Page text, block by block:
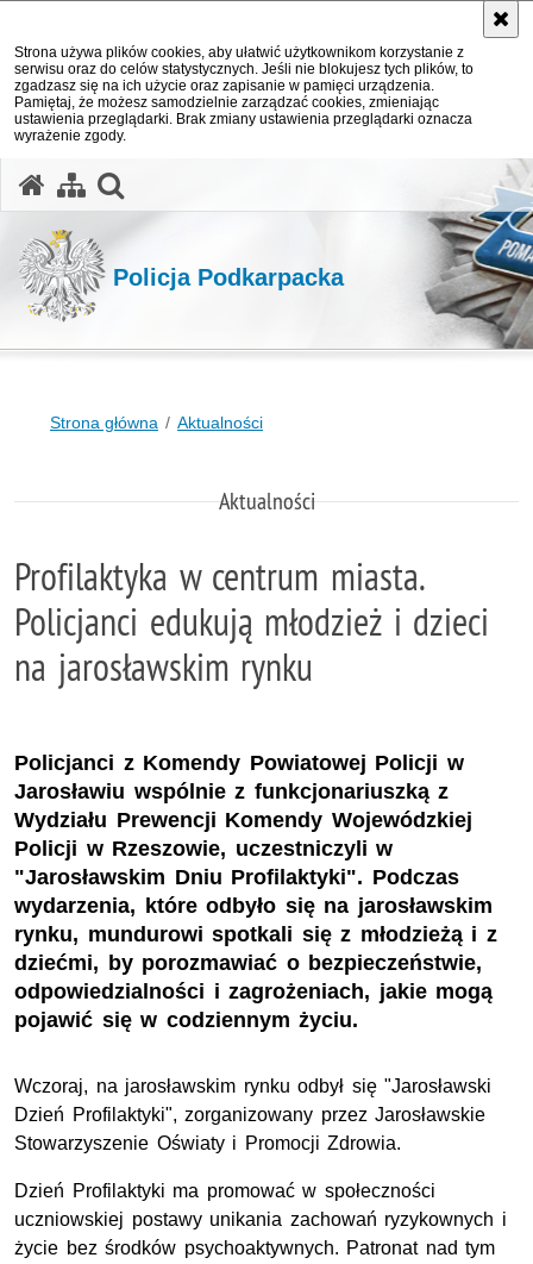
Strona używa plików cookies, aby ułatwić użytkownikom korzystanie z
serwisu oraz do celów statystycznych. Jeśli nie blokujesz tych plików, to
zgadzasz się na ich użycie oraz zapisanie w pamięci urządzenia.
Pamiętaj, że możesz samodzielnie zarządzać cookies, zmieniając
ustawienia przeglądarki. Brak zmiany ustawienia przeglądarki oznacza
wyrażenie zgody.
Policja Podkarpacka
Strona główna Aktualności
Aktualności
Profilaktyka w centrum miasta.
Policjanci edukują młodzież i dzieci
na jarosławskim rynku
Policjanci z Komendy Powiatowej Policji w
Jarosławiu wspólnie z funkcjonariuszką z
Wydziału Prewencji Komendy Wojewódzkiej
Policji w Rzeszowie, uczestniczyli w
"Jarosławskim Dniu Profilaktyki". Podczas
wydarzenia, które odbyło się na jarosławskim
rynku, mundurowi spotkali się z młodzieżą i z
dziećmi, by porozmawiać o bezpieczeństwie,
odpowiedzialności i zagrożeniach, jakie mogą
pojawić się w codziennym życiu.
Wczoraj, na jarosławskim rynku odbył się "Jarosławski
Dzień Profilaktyki", zorganizowany przez Jarosławskie
Stowarzyszenie Oświaty i Promocji Zdrowia.
Dzień Profilaktyki ma promować w społeczności
uczniowskiej postawy unikania zachowań ryzykownych i
życie bez środków psychoaktywnych. Patronat nad tym